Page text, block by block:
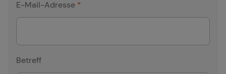
E-Mail-Adresse *
Betreff